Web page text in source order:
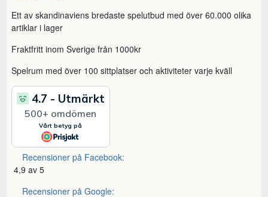
Ett av skandinaviens bredaste spelutbud med över 60.000 olika
artiklar i lager
Fraktfritt inom Sverige från 1000kr
Spelrum med över 100 sittplatser och aktiviteter varje kväll
Recensioner på Facebook:
4,9 av 5
Recensioner på Google: